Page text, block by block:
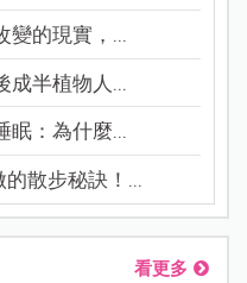
變的現實，...
成半植物人...
眠：為什麼...
散步秘訣！...
看更多